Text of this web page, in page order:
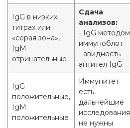
IgG в низких
титрах или
«серая зона»,
IgM
отрицательные
Сдача
анализов:
- IgG методом
иммуноблот
- авидность
антител IgG
IgG
положительные,
IgM
положительные
Иммунитет
есть,
дальнейшие
исследования
не нужны